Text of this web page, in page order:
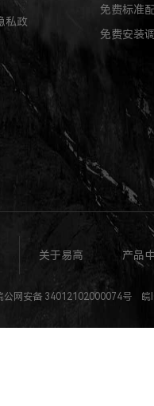
私政
免费标准
免费安装
关于易高 产品
全屋定制加盟 全屋整装 全屋定制
公网安备 34012102000074号 皖